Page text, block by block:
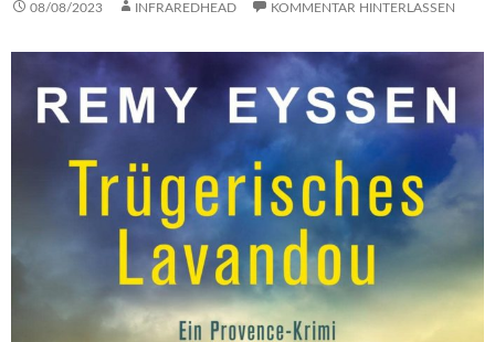
08/08/2023 INFRAREDHEAD KOMMENTAR HINTERLASSEN